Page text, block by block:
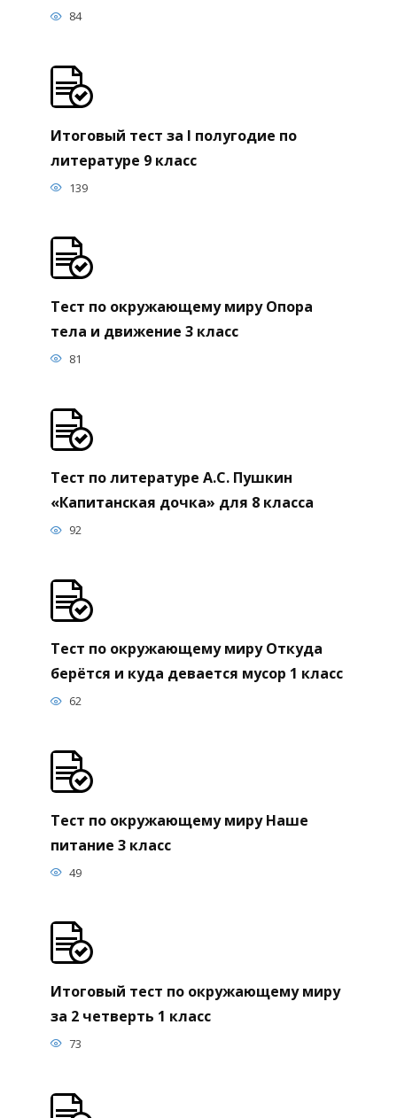
84
Итоговый тест за I полугодие по
литературе 9 класс
139
Тест по окружающему миру Опора
тела и движение 3 класс
81
Тест по литературе А.С. Пушкин
«Капитанская дочка» для 8 класса
92
Тест по окружающему миру Откуда
берётся и куда девается мусор 1 класс
62
Тест по окружающему миру Наше
питание 3 класс
49
Итоговый тест по окружающему миру
за 2 четверть 1 класс
73